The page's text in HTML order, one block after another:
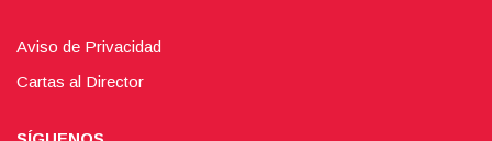
Aviso de Privacidad
Cartas al Director